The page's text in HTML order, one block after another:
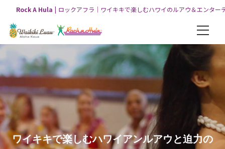
Rock A Hula ロックアフラ｜ワイキキで楽しむハワイのルアウ＆エンター
パッケージ
お得な3つのコンボパッケージ
【オリジナルパッケージ】ワイキキルアウ＆ロックアフラショー
【VIPパッケージ】ワイキキルアウ＆ロックアフラショー
【グリーンルーム】ワイキキルアウ＆ロックアフラショー
ワイキキで楽しむハワイアンルアウと迫力の